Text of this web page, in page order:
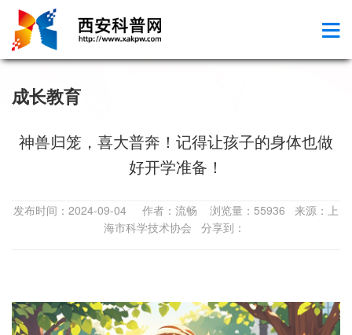
成长教育
神兽归笼，喜大普奔！记得让孩子的身体也做
好开学准备！
发布时间：2024-09-04 作者：流畅 浏览量：55936 来源：上
海市科学技术协会 分享到：